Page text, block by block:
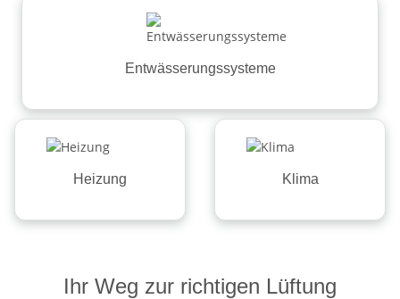
Entwässerungssysteme
Heizung Klima
Ihr Weg zur richtigen Lüftung